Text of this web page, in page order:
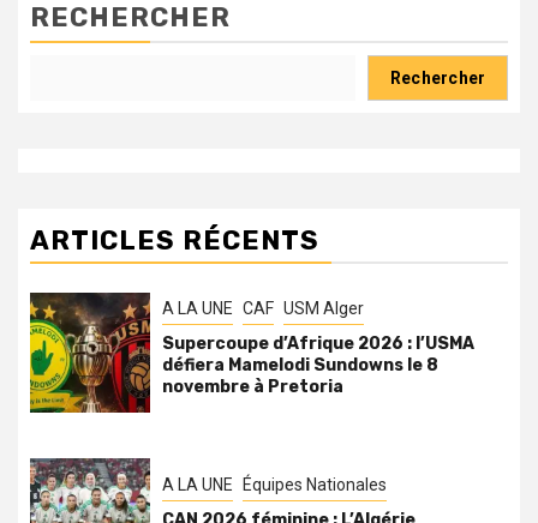
RECHERCHER
Rechercher
ARTICLES RÉCENTS
A LA UNE CAF USM Alger
Supercoupe d’Afrique 2026 : l’USMA
défiera Mamelodi Sundowns le 8
novembre à Pretoria
A LA UNE Équipes Nationales